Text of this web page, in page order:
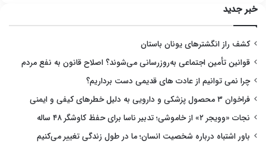
خبر جدید
کشف راز انگشترهای یونان باستان
قوانین تأمین اجتماعی به‌روزرسانی می‌شوند؟ اصلاح قانون به نفع مردم
چرا نمی توانیم از عادت های قدیمی دست برداریم؟
فراخوان ۳ محصول پزشکی و دارویی به دلیل خطرهای کیفی و ایمنی
نجات «وویجر ۲» از خاموشی؛ تدبیر ناسا برای حفظ کاوشگر ۴۸ ساله
باور اشتباه درباره شخصیت انسان؛ ما در طول زندگی تغییر می‌کنیم